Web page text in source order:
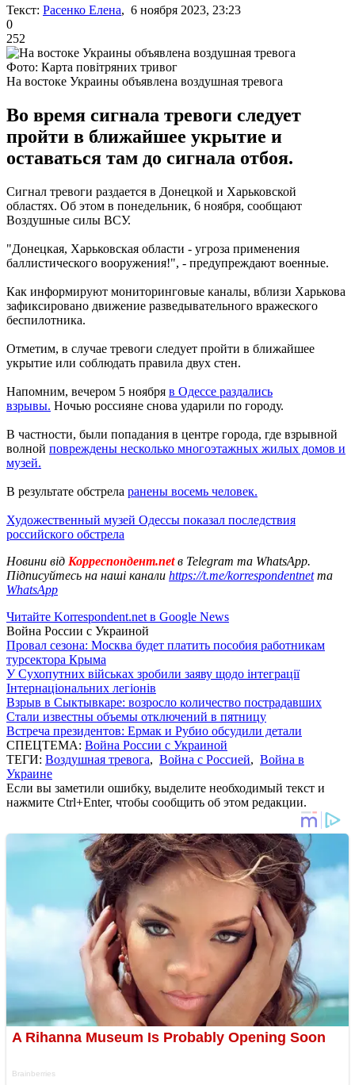
Текст: Расенко Елена, 6 ноября 2023, 23:23
0
252
Фото: Карта повітряних тривог
На востоке Украины объявлена воздушная тревога
Во время сигнала тревоги следует
пройти в ближайшее укрытие и
оставаться там до сигнала отбоя.
Сигнал тревоги раздается в Донецкой и Харьковской
областях. Об этом в понедельник, 6 ноября, сообщают
Воздушные силы ВСУ.
"Донецкая, Харьковская области - угроза применения
баллистического вооружения!", - предупреждают военные.
Как информируют мониторинговые каналы, вблизи Харькова
зафиксировано движение разведывательного вражеского
беспилотника.
Отметим, в случае тревоги следует пройти в ближайшее
укрытие или соблюдать правила двух стен.
Напомним, вечером 5 ноября в Одессе раздались
взрывы. Ночью россияне снова ударили по городу.
В частности, были попадания в центре города, где взрывной
волной повреждены несколько многоэтажных жилых домов и
музей.
В результате обстрела ранены восемь человек.
Художественный музей Одессы показал последствия
российского обстрела
Новини від Корреспондент.netв Telegram та WhatsApp.
Підписуйтесь на наші канали https://t.me/korrespondentnetта
WhatsApp
Читайте Korrespondent.net в Google News
Война России с Украиной
Провал сезона: Москва будет платить пособия работникам
турсектора Крыма
У Сухопутних військах зробили заяву щодо інтеграції
Інтернаціональних легіонів
Взрыв в Сыктывкаре: возросло количество пострадавших
Стали известны объемы отключений в пятницу
Встреча президентов: Ермак и Рубио обсудили детали
СПЕЦТЕМА: Война России с Украиной
ТЕГИ: Воздушная тревога, Война с Россией, Война в
Украине
Если вы заметили ошибку, выделите необходимый текст и
нажмите Ctrl+Enter, чтобы сообщить об этом редакции.